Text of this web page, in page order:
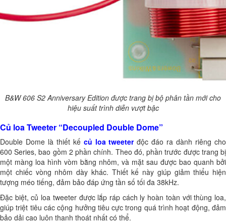
B&W 606 S2 Anniversary Edition được trang bị bộ phân tần mới cho
hiệu suất trình diễn vượt bậc
Củ loa Tweeter “Decoupled Double Dome”
Double Dome là thiết kế củ loa tweeterđộc đáo ra dành riêng cho
600 Series, bao gồm 2 phần chính. Theo đó, phần trước được trang bị
một màng loa hình vòm bằng nhôm, và mặt sau được bao quanh bởi
một chiếc vòng nhôm dày khác. Thiết kế này giúp giảm thiểu hiện
tượng méo tiếng, đảm bảo đáp ứng tần số tối đa 38kHz.
Đặc biệt, củ loa tweeter được lắp ráp cách ly hoàn toàn với thùng loa,
giúp triệt tiêu các cộng hưởng tiêu cực trong quá trình hoạt động, đảm
bảo dải cao luôn thanh thoát nhất có thể.